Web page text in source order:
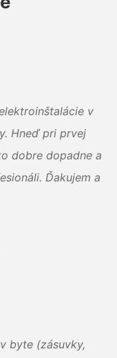
v
Hneď pri prvej
dobre dopadne a
Ďakujem a
byte (zásuvky,